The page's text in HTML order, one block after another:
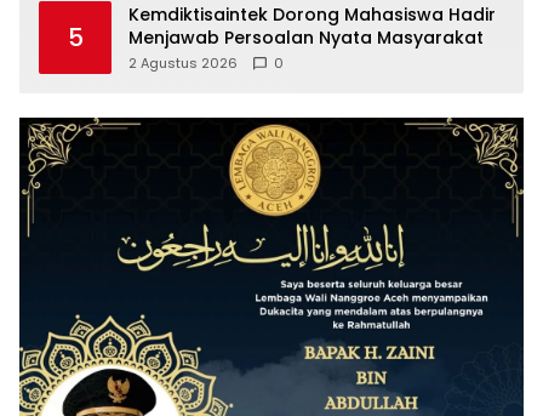
5
Kemdiktisaintek Dorong Mahasiswa Hadir
Menjawab Persoalan Nyata Masyarakat
2 Agustus 2026 0